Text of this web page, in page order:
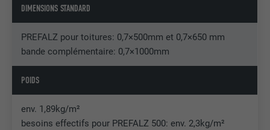
DIMENSIONS STANDARD
PREFALZ pour toitures: 0,7×500mm et 0,7×650 mm
bande complémentaire: 0,7×1000mm
POIDS
env. 1,89kg/m²
besoins effectifs pour PREFALZ 500: env. 2,3kg/m²
l'utilisation des services.
EXPIRATION